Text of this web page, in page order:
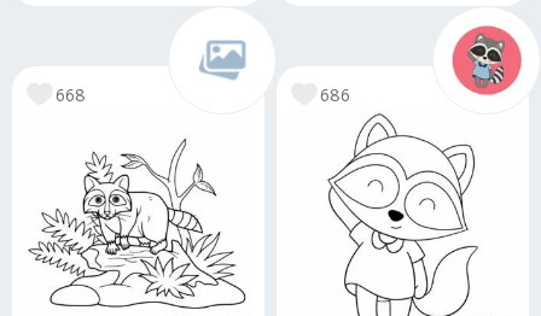
668 686